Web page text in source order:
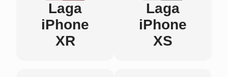
Laga
iPhone
XR
Laga
iPhone
XS